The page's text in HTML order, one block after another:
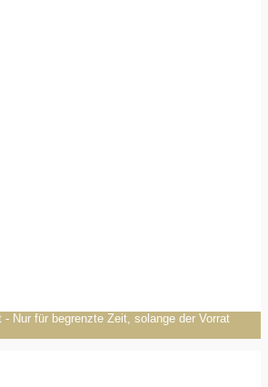
Nur für begrenzte Zeit, solange der Vorrat